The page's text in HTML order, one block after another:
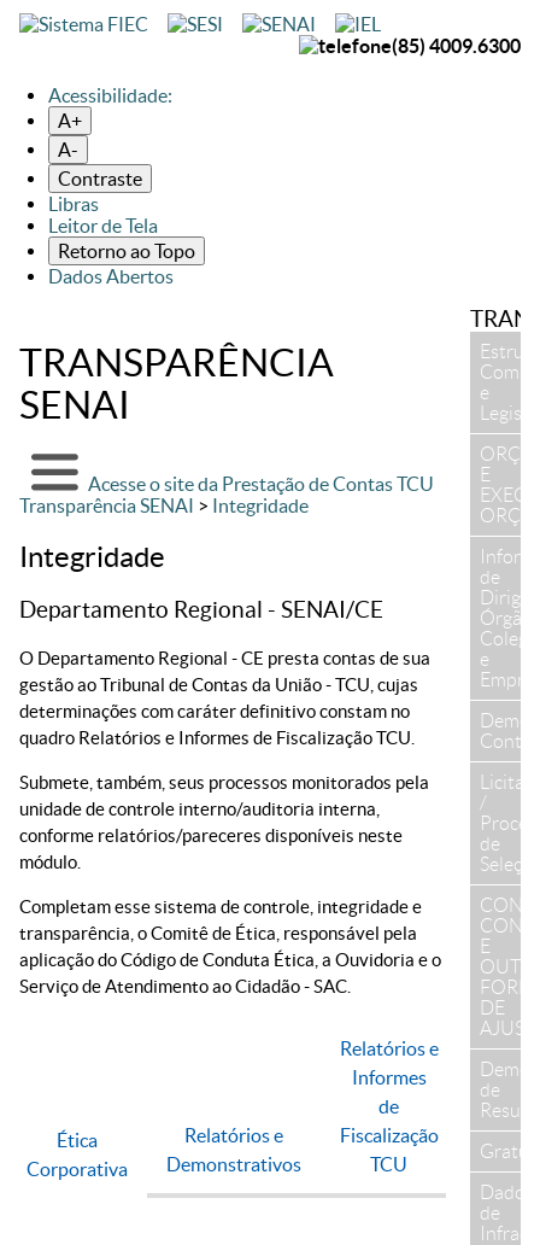
(85) 4009.6300
Acessibilidade:
A+
A-
Contraste
Libras
Leitor de Tela
Retorno ao Topo
Dados Abertos
TRANSPARÊNCIA
SENAI
Acesse o site da Prestação de Contas TCU
Transparência SENAI > Integridade
Integridade
Departamento Regional - SENAI/CE
O Departamento Regional - CE presta contas de sua
gestão ao Tribunal de Contas da União - TCU, cujas
determinações com caráter definitivo constam no
quadro Relatórios e Informes de Fiscalização TCU.
Submete, também, seus processos monitorados pela
unidade de controle interno/auditoria interna,
conforme relatórios/pareceres disponíveis neste
módulo.
Completam esse sistema de controle, integridade e
transparência, o Comitê de Ética, responsável pela
aplicação do Código de Conduta Ética, a Ouvidoria e o
Serviço de Atendimento ao Cidadão - SAC.
Ética
Corporativa
Relatórios e
Demonstrativos
Relatórios e
Informes
de
Fiscalização
TCU
e
E
de
e
/
de
E
DE
de
Dados
de